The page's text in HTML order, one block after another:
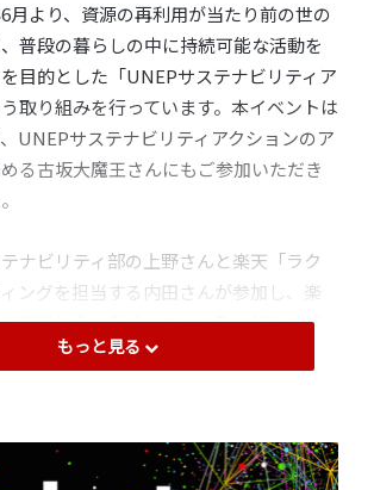
月より、資源の再利用が当たり前の世の
普段の暮らしの中に持続可能な活動を
目的とした「UNEPサステナビリティア
取り組みを行っています。本イベントは
UNEPサステナビリティアクションのア
る古坂大魔王さんにもご参加いただき
ナビリティ部の上野さんと楽天「ラク
ングを担当する内田さんが参加し、楽
循環型社会の形成に向けた取り組みを紹
事ではイベント内容を中心に、楽天
もっと見る